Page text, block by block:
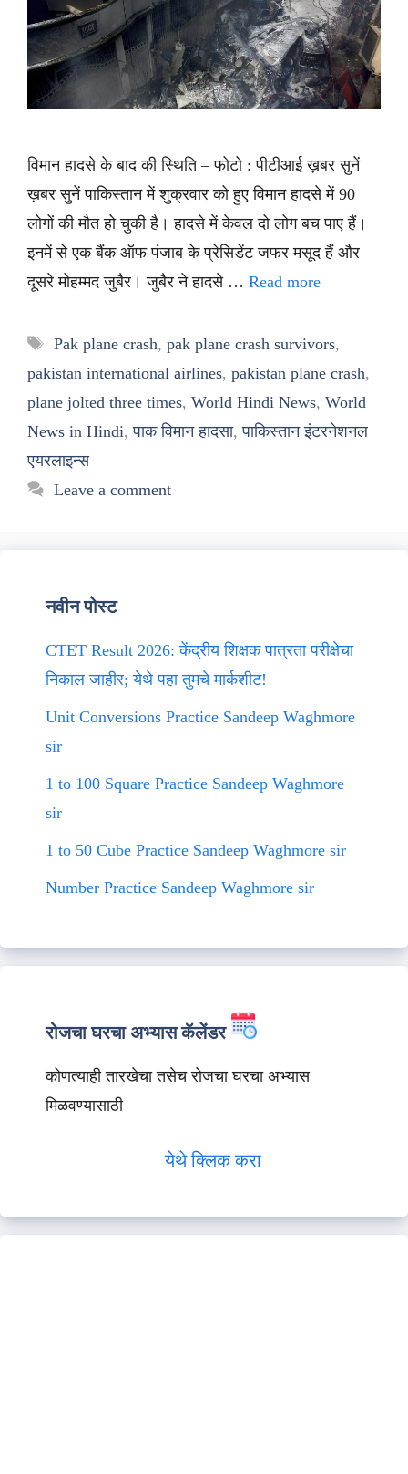
विमान हादसे के बाद की स्थिति – फोटो : पीटीआई ख़बर सुनें
ख़बर सुनें पाकिस्तान में शुक्रवार को हुए विमान हादसे में 90
लोगों की मौत हो चुकी है। हादसे में केवल दो लोग बच पाए हैं।
इनमें से एक बैंक ऑफ पंजाब के प्रेसिडेंट जफर मसूद हैं और
दूसरे मोहम्मद जुबैर। जुबैर ने हादसे … Read more
Tags
Pak plane crash, pak plane crash survivors,
pakistan international airlines, pakistan plane crash,
plane jolted three times, World Hindi News, World
News in Hindi,पाक विमान हादसा,पाकिस्तान इंटरनेशनल
एयरलाइन्स
Leave a comment
नवीन पोस्ट
CTET Result 2026: केंद्रीय शिक्षक पात्रता परीक्षेचा
निकाल जाहीर; येथे पहा तुमचे मार्कशीट!
Unit Conversions Practice Sandeep Waghmore
sir
1 to 100 Square Practice Sandeep Waghmore
sir
1 to 50 Cube Practice Sandeep Waghmore sir
Number Practice Sandeep Waghmore sir
रोजचा घरचा अभ्यास कॅलेंडर
कोणत्याही तारखेचा तसेच रोजचा घरचा अभ्यास
मिळवण्यासाठी
येथे क्लिक करा